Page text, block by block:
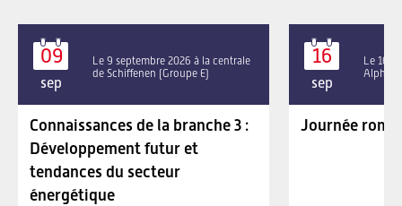
09
sep
Le 9 septembre 2026 à la centrale
de Schiffenen (Groupe E)
Connaissances de la branche 3 :
Développement futur et
tendances du secteur
énergétique
16
sep
Le 16
Alpha
Journée